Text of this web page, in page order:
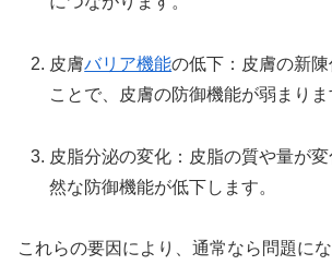
皮膚バリア機能の低下：皮膚の新
ことで、皮膚の防御機能が弱まりま
皮脂分泌の変化：皮脂の質や量が
然な防御機能が低下します。
これらの要因により、通常なら問題に